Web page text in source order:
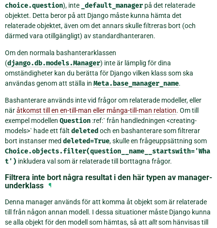
choice.question), inte _default_manager på det relaterade
objektet. Detta beror på att Django måste kunna hämta det
relaterade objektet, även om det annars skulle filtreras bort (och
därmed vara otillgängligt) av standardhanteraren.
Om den normala bashanterarklassen
(django.db.models.Manager) inte är lämplig för dina
omständigheter kan du berätta för Django vilken klass som ska
användas genom att ställa in Meta.base_manager_name.
Bashanterare används inte vid frågor om relaterade modeller, eller
näråtkomst till en en-till-man eller många-till-man relation. Om till
exempel modellen Question :ref:` från handledningen <creating-
models>` hade ett fält deleted och en bashanterare som filtrerar
bort instanser med deleted=True, skulle en frågeuppsättning som
Choice.objects.filter(question__name__startswith='Wha
t') inkludera val som är relaterade till borttagna frågor.
Filtrera inte bort några resultat i den här typen av manager-
underklass
¶
Denna manager används för att komma åt objekt som är relaterade
till från någon annan modell. I dessa situationer måste Django kunna
se alla objekt för den modell som hämtas, så att alltsom hänvisas till